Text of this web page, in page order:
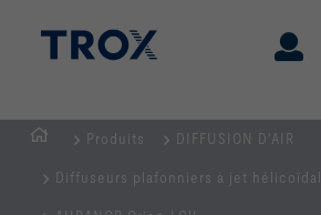
d'accueil
Produits DIFFUSION D'AIR
Diffuseurs plafonniers à jet hélicoïdal